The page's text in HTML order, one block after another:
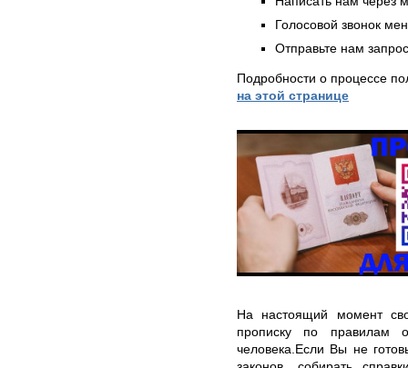
Голосовой звонок
Отправьте нам
Подробности о процессе
на этой странице
На настоящий момент
прописку по правилам
человека.Если Вы не